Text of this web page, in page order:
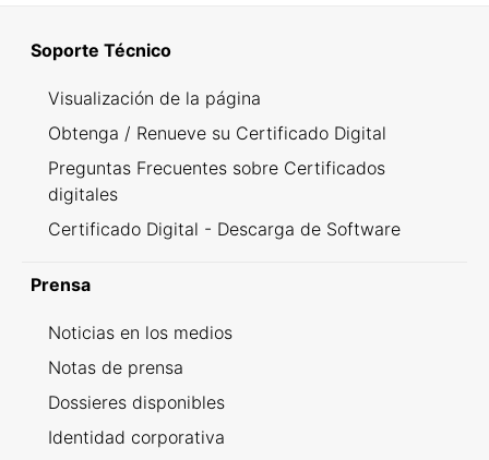
Soporte Técnico
Visualización de la página
Obtenga / Renueve su Certificado Digital
Preguntas Frecuentes sobre Certificados
digitales
Certificado Digital - Descarga de Software
Prensa
Noticias en los medios
Notas de prensa
Dossieres disponibles
Identidad corporativa